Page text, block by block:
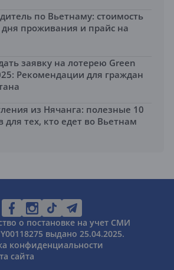
по Вьетнаму: стоимость
дня проживания и прайс на
заявку на лотерею Green
Рекомендации для граждан
из Нячанга: полезные 10
для тех, кто едет во Вьетнам
о постановке на учет СМИ
выдано 25.04.2025.
конфиденциальности
сайта